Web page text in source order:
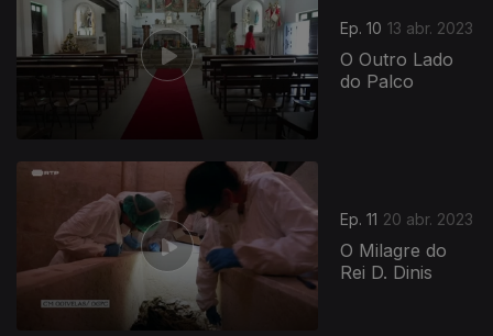
Ep. 10 13 abr. 2023
O Outro Lado
do Palco
Ep. 11 20 abr. 2023
O Milagre do
Rei D. Dinis
691231